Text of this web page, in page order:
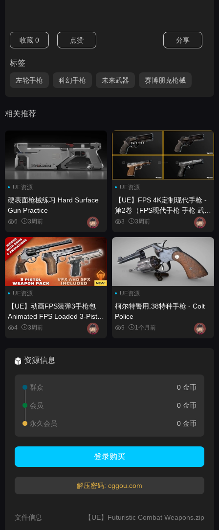
收藏 0 点赞 分享
标签
左轮手枪 科幻手枪 未来武器 赛博朋克枪械
相关推荐
UE资源
硬表面枪械练习 Hard Surface
Gun Practice
6 3周前
UE资源
【UE】FPS 4K定制现代手枪 -
第2卷（FPS现代手枪 手枪 武
器） FPS 4K Custom Modern
Modern Handguns Handgun
Weapon )
3 3周前
UE资源
【UE】动画FPS装弹3手枪包
Animated FPS Loaded 3-Pistol
Guns Pack
4 3周前
UE资源
柯尔特警用.38特种手枪 - Colt
Police
9 1个月前
资源信息
群众 0 金币
会员 0 金币
永久会员 0 金币
登录购买
解压密码: cggou.com
文件信息 【UE】Futuristic Combat Weapons.zip